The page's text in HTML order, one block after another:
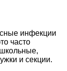
инфекции
часто
и секции.